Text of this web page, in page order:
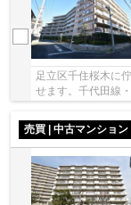
足立区千住桜木に
せます。千代田線
売買 | 中古マンション